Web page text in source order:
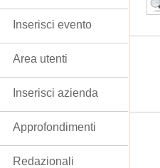
Inserisci evento
Area utenti
Inserisci azienda
Approfondimenti
Redazionali